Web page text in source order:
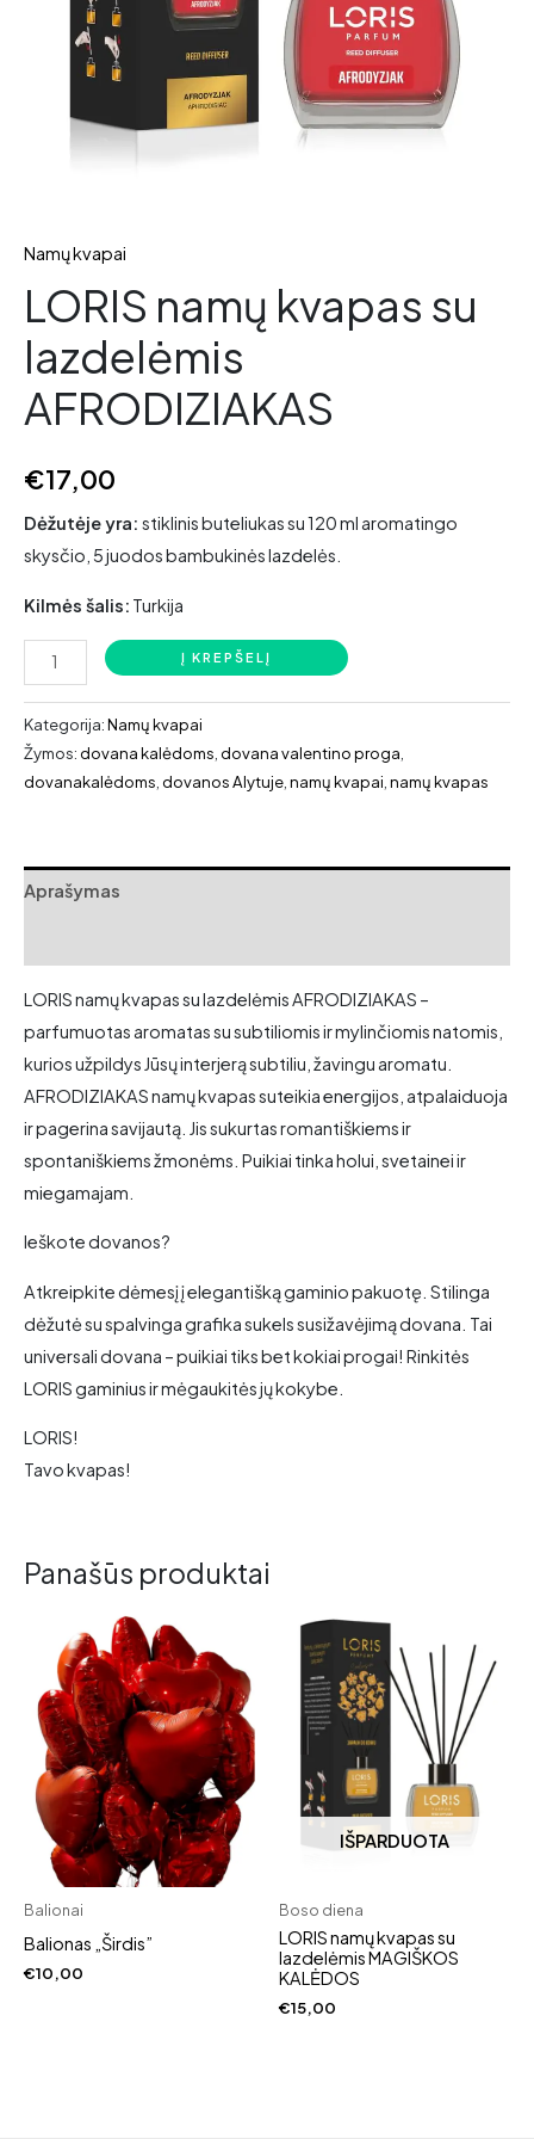
Namų kvapai
LORIS namų kvapas su
lazdelėmis
AFRODIZIAKAS
€17,00
Dėžutėje yra: stiklinis buteliukas su 120 ml aromatingo
skysčio, 5 juodos bambukinės lazdelės.
Kilmės šalis: Turkija
produkto
kiekis:
LORIS
namų
kvapas
AFRODIZIAKAS
Į KREPŠELĮ
Kategorija:Namų kvapai
Žymos: dovana kalėdoms, dovana valentino proga,
dovanakalėdoms, dovanos Alytuje,namų kvapai,namų kvapas
Aprašymas
LORIS namų kvapas su lazdelėmis AFRODIZIAKAS –
parfumuotas aromatas su subtiliomis ir mylinčiomis natomis,
kurios užpildys Jūsų interjerą subtiliu, žavingu aromatu.
AFRODIZIAKAS namų kvapas suteikia energijos, atpalaiduoja
ir pagerina savijautą. Jis sukurtas romantiškiems ir
spontaniškiems žmonėms. Puikiai tinka holui, svetainei ir
miegamajam.
Ieškote dovanos?
Atkreipkite dėmesį į elegantišką gaminio pakuotę. Stilinga
dėžutė su spalvinga grafika sukels susižavėjimą dovana. Tai
universali dovana – puikiai tiks bet kokiai progai! Rinkitės
LORIS gaminius ir mėgaukitės jų kokybe
LORIS!
Tavo kvapas!
Panašūs produktai
Balionai
Balionas „Širdis”
€10,00
IŠPARDUOTA
Boso diena
LORIS namų kvapas su
lazdelėmis MAGIŠKOS
KALĖDOS
€15,00